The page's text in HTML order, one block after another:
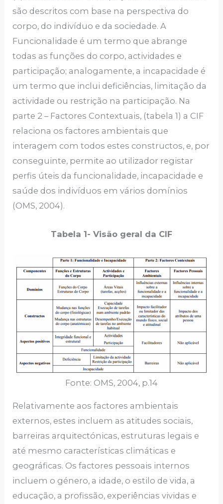
são descritos com base na perspectiva do
corpo, do indivíduo e da sociedade. A
Funcionalidade é um termo que abrange
todas as funções do corpo, actividades e
participação; analogamente, a incapacidade é
um termo que inclui deficiências, limitação da
actividade ou restrição na participação. Na
parte 2 – Factores Contextuais, (tabela 1) a CIF
relaciona os factores ambientais que
interagem com todos estes constructos, e, por
conseguinte, permite ao utilizador registar
perfis úteis da funcionalidade, incapacidade e
saúde dos indivíduos em vários domínios
(OMS, 2004).
Tabela 1- Visão geral da CIF
Fonte: OMS, 2004, p.14
Relativamente aos factores ambientais
externos, estes incluem as atitudes sociais,
barreiras arquitectónicas, estruturas legais e
até mesmo características climáticas e
geográficas. Os factores pessoais internos
incluem o género, a idade, o estilo de vida, a
educação, a profissão, experiências vividas e